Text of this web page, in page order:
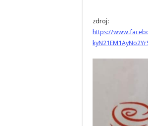
zdroj:
https://